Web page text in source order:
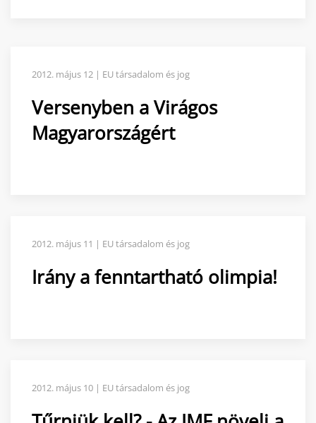
2012. május 12 | EU társadalom és jog
Versenyben a Virágos
Magyarországért
2012. május 11 | EU társadalom és jog
Irány a fenntartható olimpia!
2012. május 10 | EU társadalom és jog